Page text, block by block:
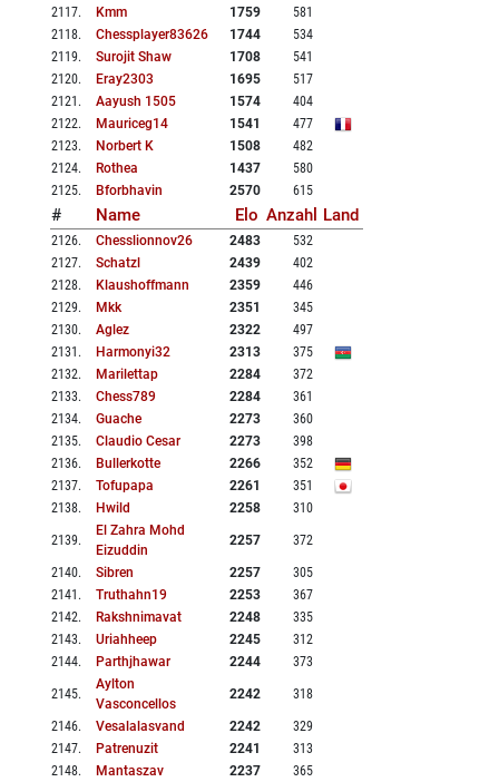
2117. Kmm 1759
581
2118. Chessplayer83626 1744
534
2119. Surojit Shaw 1708
541
2120. Eray2303 1695
517
2121 . Aayush 1505 1574
404
2122. Mauriceg14 1541
477
2123. Norbert K 1508
482
2124. Rothea 1437
580
2125. Bforbhavin 2570 615
# Name Elo Anzahl Land
2126. Chesslionnov26 2483
532
2127. Schatzl 2439
402
2128. Klaushoffmann 2359
446
2129. Mkk 2351
345
2130. Aglez 2322
497
2131 . Harmonyi32 2313
375
2132. Marilettap 2284
372
2133. Chess789 2284
361
2134. Guache 2273
360
2135. Claudio Cesar 2273
398
2136. Bullerkotte 2266
352
2137. Tofupapa 2261
351
2138. Hwild 2258 310
2139.
El Zahra Mohd
Eizuddin
2257 372
2140. Sibren 2257
305
2141 . Truthahn19 2253
367
2142. Rakshnimavat 2248
335
2143. Uriahheep 2245
312
2144. Parthjhawar 2244 373
2145.
Aylton
Vasconcellos
2242 318
2146. Vesalalasvand 2242
329
2147. Patrenuzit 2241
313
2148. Mantaszav 2237
365